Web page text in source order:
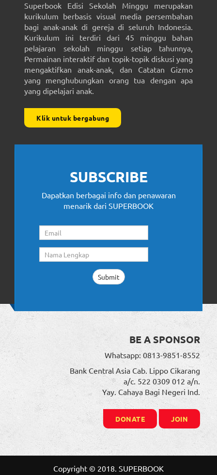
Superbook Edisi Sekolah Minggu merupakan
kurikulum berbasis visual media persembahan
bagi anak-anak di gereja di seluruh Indonesia.
Kurikulum ini terdiri dari 45 minggu bahan
pelajaran sekolah minggu setiap tahunnya,
Permainan interaktif dan topik-topik diskusi yang
mengaktifkan anak-anak, dan Catatan Gizmo
yang menghubungkan orang tua dengan apa
yang dipelajari anak.
Klik untuk bergabung
SUBSCRIBE
Dapatkan berbagai info dan penawaran
menarik dari SUPERBOOK
BE A SPONSOR
Whatsapp: 0813-9851-8552
Bank Central Asia Cab. Lippo Cikarang
a/c. 522 0309 012 a/n.
Yay. Cahaya Bagi Negeri Ind.
DONATE JOIN
Copyright © 2018. SUPERBOOK